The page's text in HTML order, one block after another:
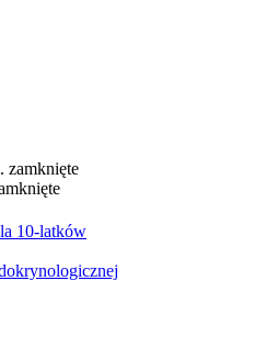
10-latków
ortopedia, rehabilitacja,
zamknięte